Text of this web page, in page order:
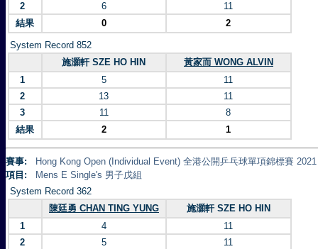
2
6
11
結果
0 2
System Record 852
施灝軒 SZE HO HIN
黃家而 WONG ALVIN
1
5
11
2
13
11
3
11
8
結果
2 1
賽事:
Hong Kong Open (Individual Event) 全港公開乒乓球單項錦標賽 2021
項目:
Mens E Single's 男子戊組
System Record 362
陳廷勇 CHAN TING YUNG
施灝軒 SZE HO HIN
1
4
11
2
5
11